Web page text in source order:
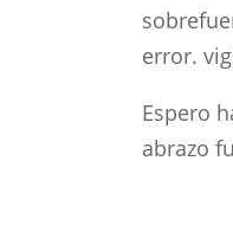
error.
Espero
abrazo